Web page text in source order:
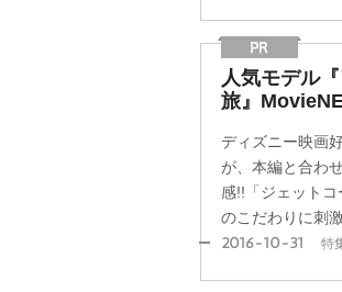
人気モデル
旅』
ディズニー映画
が、本編と合わ
感!!「ジェット
のこだわりに刺
2016-10-31 特